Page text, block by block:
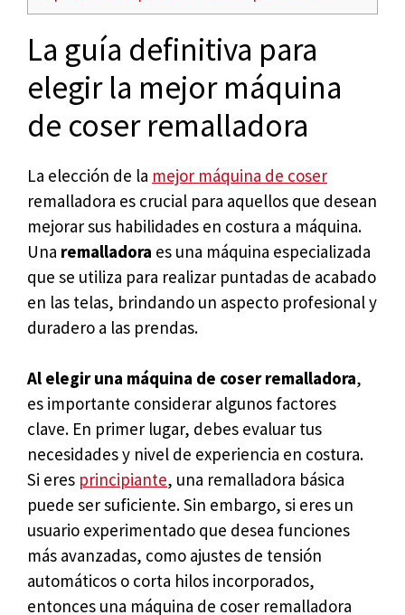
La guía definitiva para
elegir la mejor máquina
de coser remalladora
La elección de la mejor máquina de coser
remalladora es crucial para aquellos que desean
mejorar sus habilidades en costura a máquina.
Una remalladora es una máquina especializada
que se utiliza para realizar puntadas de acabado
en las telas, brindando un aspecto profesional y
duradero a las prendas.
Al elegir una máquina de coser remalladora,
es importante considerar algunos factores
clave. En primer lugar, debes evaluar tus
necesidades y nivel de experiencia en costura.
Si eres principiante, una remalladora básica
puede ser suficiente. Sin embargo, si eres un
usuario experimentado que desea funciones
más avanzadas, como ajustes de tensión
automáticos o corta hilos incorporados,
entonces una máquina de coser remalladora